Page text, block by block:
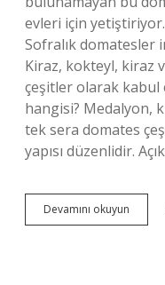
evleri için
Sofralık domatesler
Kiraz, kokteyl, kiraz
çeşitler olarak kabul
hangisi? Medalyon,
tek sera domates
yapısı düzenlidir.
Devamını okuyun
Lezzetli